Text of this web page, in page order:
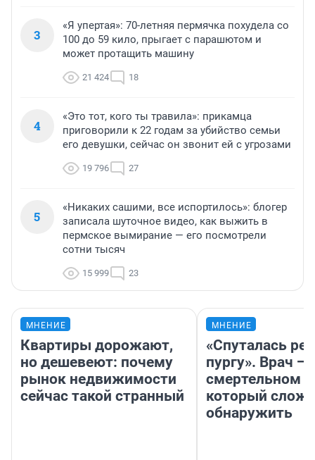
3
«Я упертая»: 70-летняя пермячка похудела со
100 до 59 кило, прыгает с парашютом и
может протащить машину
21 424 18
4
«Это тот, кого ты травила»: прикамца
приговорили к 22 годам за убийство семьи
его девушки, сейчас он звонит ей с угрозами
19 796 27
5
«Никаких сашими, все испортилось»: блогер
записала шуточное видео, как выжить в
пермское вымирание — его посмотрели
сотни тысяч
15 999 23
МНЕНИЕ
Квартиры дорожают,
но дешевеют: почему
рынок недвижимости
сейчас такой странный
МНЕНИЕ
«Спуталась
пургу». Врач —
смертельном
который
обнаружить